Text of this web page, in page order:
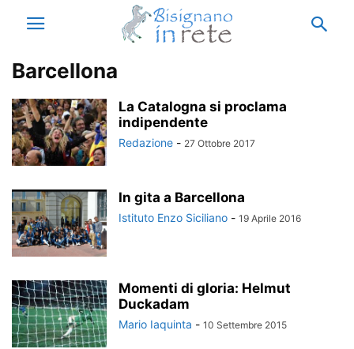
Barcellona
La Catalogna si proclama
indipendente
Redazione - 27 Ottobre 2017
In gita a Barcellona
Istituto Enzo Siciliano - 19 Aprile 2016
Momenti di gloria: Helmut
Duckadam
Mario Iaquinta - 10 Settembre 2015